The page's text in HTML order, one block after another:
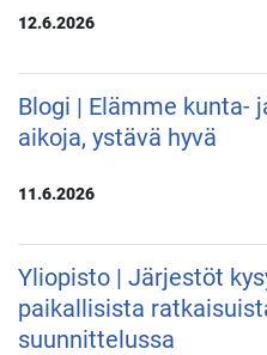
12.6.2026
Blogi | Elämme kunta-
aikoja, ystävä hyvä
11.6.2026
Yliopisto | Järjestöt
paikallisista
suunnittelussa